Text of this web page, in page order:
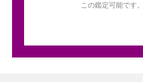
この鑑定可能です。